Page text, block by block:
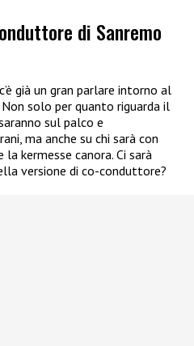
di Sanremo
già un gran parlare intorno al
Non solo per quanto riguarda il
sul palco e
ma anche su chi sarà con
kermesse canora. Ci sarà
versione di co-conduttore?